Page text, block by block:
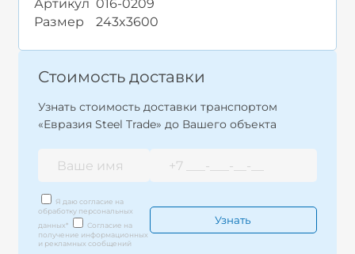
Артикул 016-0209
Размер
243x3600
Стоимость доставки
Узнать стоимость доставки транспортом
«Евразия Steel Trade» до Вашего объекта
Я даю согласие на
обработку персональных
данных*
Согласие на
получение информационных
и рекламных сообщений